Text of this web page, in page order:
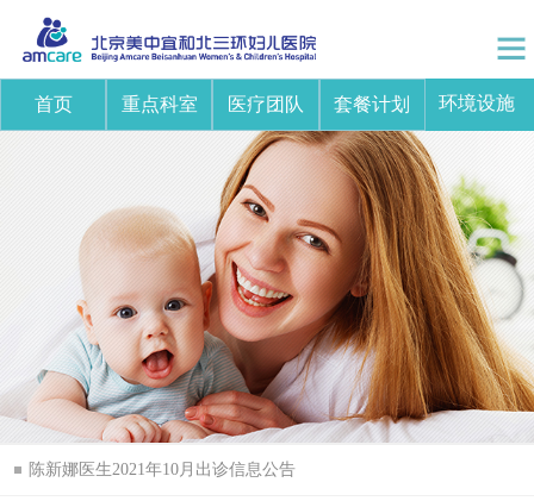
首页 重点科室 医疗团队 套餐计划 环境设施
陈新娜医生2021年10月出诊信息公告